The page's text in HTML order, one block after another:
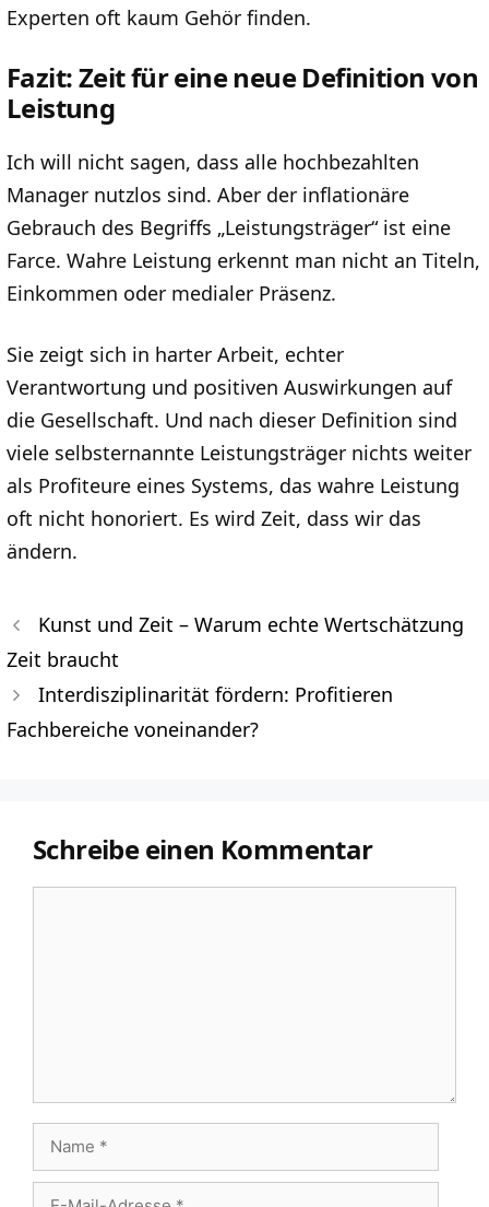
Experten oft kaum Gehör finden.
Fazit: Zeit für eine neue Definition von
Leistung
Ich will nicht sagen, dass alle hochbezahlten
Manager nutzlos sind. Aber der inflationäre
Gebrauch des Begriffs „Leistungsträger“ ist eine
Farce. Wahre Leistung erkennt man nicht an Titeln,
Einkommen oder medialer Präsenz.
Sie zeigt sich in harter Arbeit, echter
Verantwortung und positiven Auswirkungen auf
die Gesellschaft. Und nach dieser Definition sind
viele selbsternannte Leistungsträger nichts weiter
als Profiteure eines Systems, das wahre Leistung
oft nicht honoriert. Es wird Zeit, dass wir das
ändern.
Kunst und Zeit – Warum echte Wertschätzung
Zeit braucht
Interdisziplinarität fördern: Profitieren
Fachbereiche voneinander?
Schreibe einen Kommentar
Name